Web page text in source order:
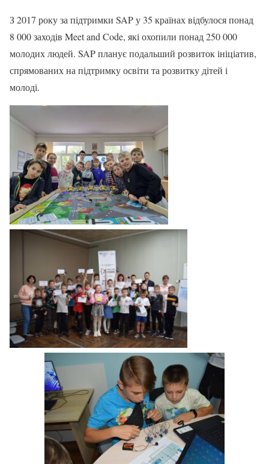
З 2017 року за підтримки SAP у 35 країнах відбулося понад
8 000 заходів Meet and Code, які охопили понад 250 000
молодих людей. SAP планує подальший розвиток ініціатив,
спрямованих на підтримку освіти та розвитку дітей і
молоді.